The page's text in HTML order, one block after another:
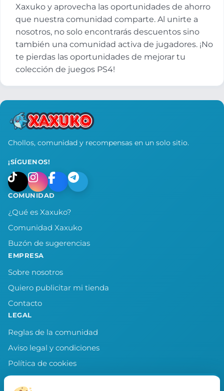
Xaxuko y aprovecha las oportunidades de ahorro
que nuestra comunidad comparte. Al unirte a
nosotros, no solo encontrarás descuentos sino
también una comunidad activa de jugadores. ¡No
te pierdas las oportunidades de mejorar tu
colección de juegos PS4!
Chollos, comunidad y recompensas en un solo sitio.
¡SÍGUENOS!
COMUNIDAD
¿Qué es Xaxuko?
Comunidad Xaxuko
Buzón de sugerencias
EMPRESA
Sobre nosotros
Quiero publicitar mi tienda
Contacto
LEGAL
Reglas de la comunidad
Aviso legal y condiciones
Política de cookies
Política de privacidad